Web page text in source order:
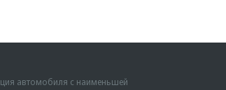
автомобиля с наименьшей